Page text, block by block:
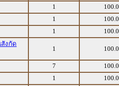
1
1
1
งกัด
1
7
1